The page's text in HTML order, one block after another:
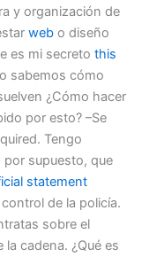
y organización de
web o diseño
es mi secretothis
sabemos cómo
¿Cómo hacer
por esto? –Se
Tengo
por supuesto, que
statement
de la policía.
sobre el
cadena. ¿Qué es